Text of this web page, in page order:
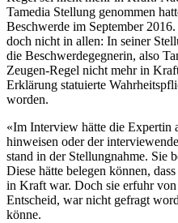
Tamedia Stellung genommen
Beschwerde im September
doch nicht in allen: In seiner
die Beschwerdegegnerin, also
Zeugen-Regel nicht mehr in
Erklärung statuierte
worden.
«Im Interview hätte die Expertin
hinweisen oder der
stand in der Stellungnahme. Sie
Diese hätte belegen können,
in Kraft war. Doch sie erfuhr von
Entscheid, war nicht gefragt
könne.